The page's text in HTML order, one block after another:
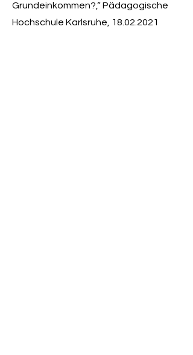
Grundeinkommen?,“ Pädagogische
Hochschule Karlsruhe,
18.02.2021